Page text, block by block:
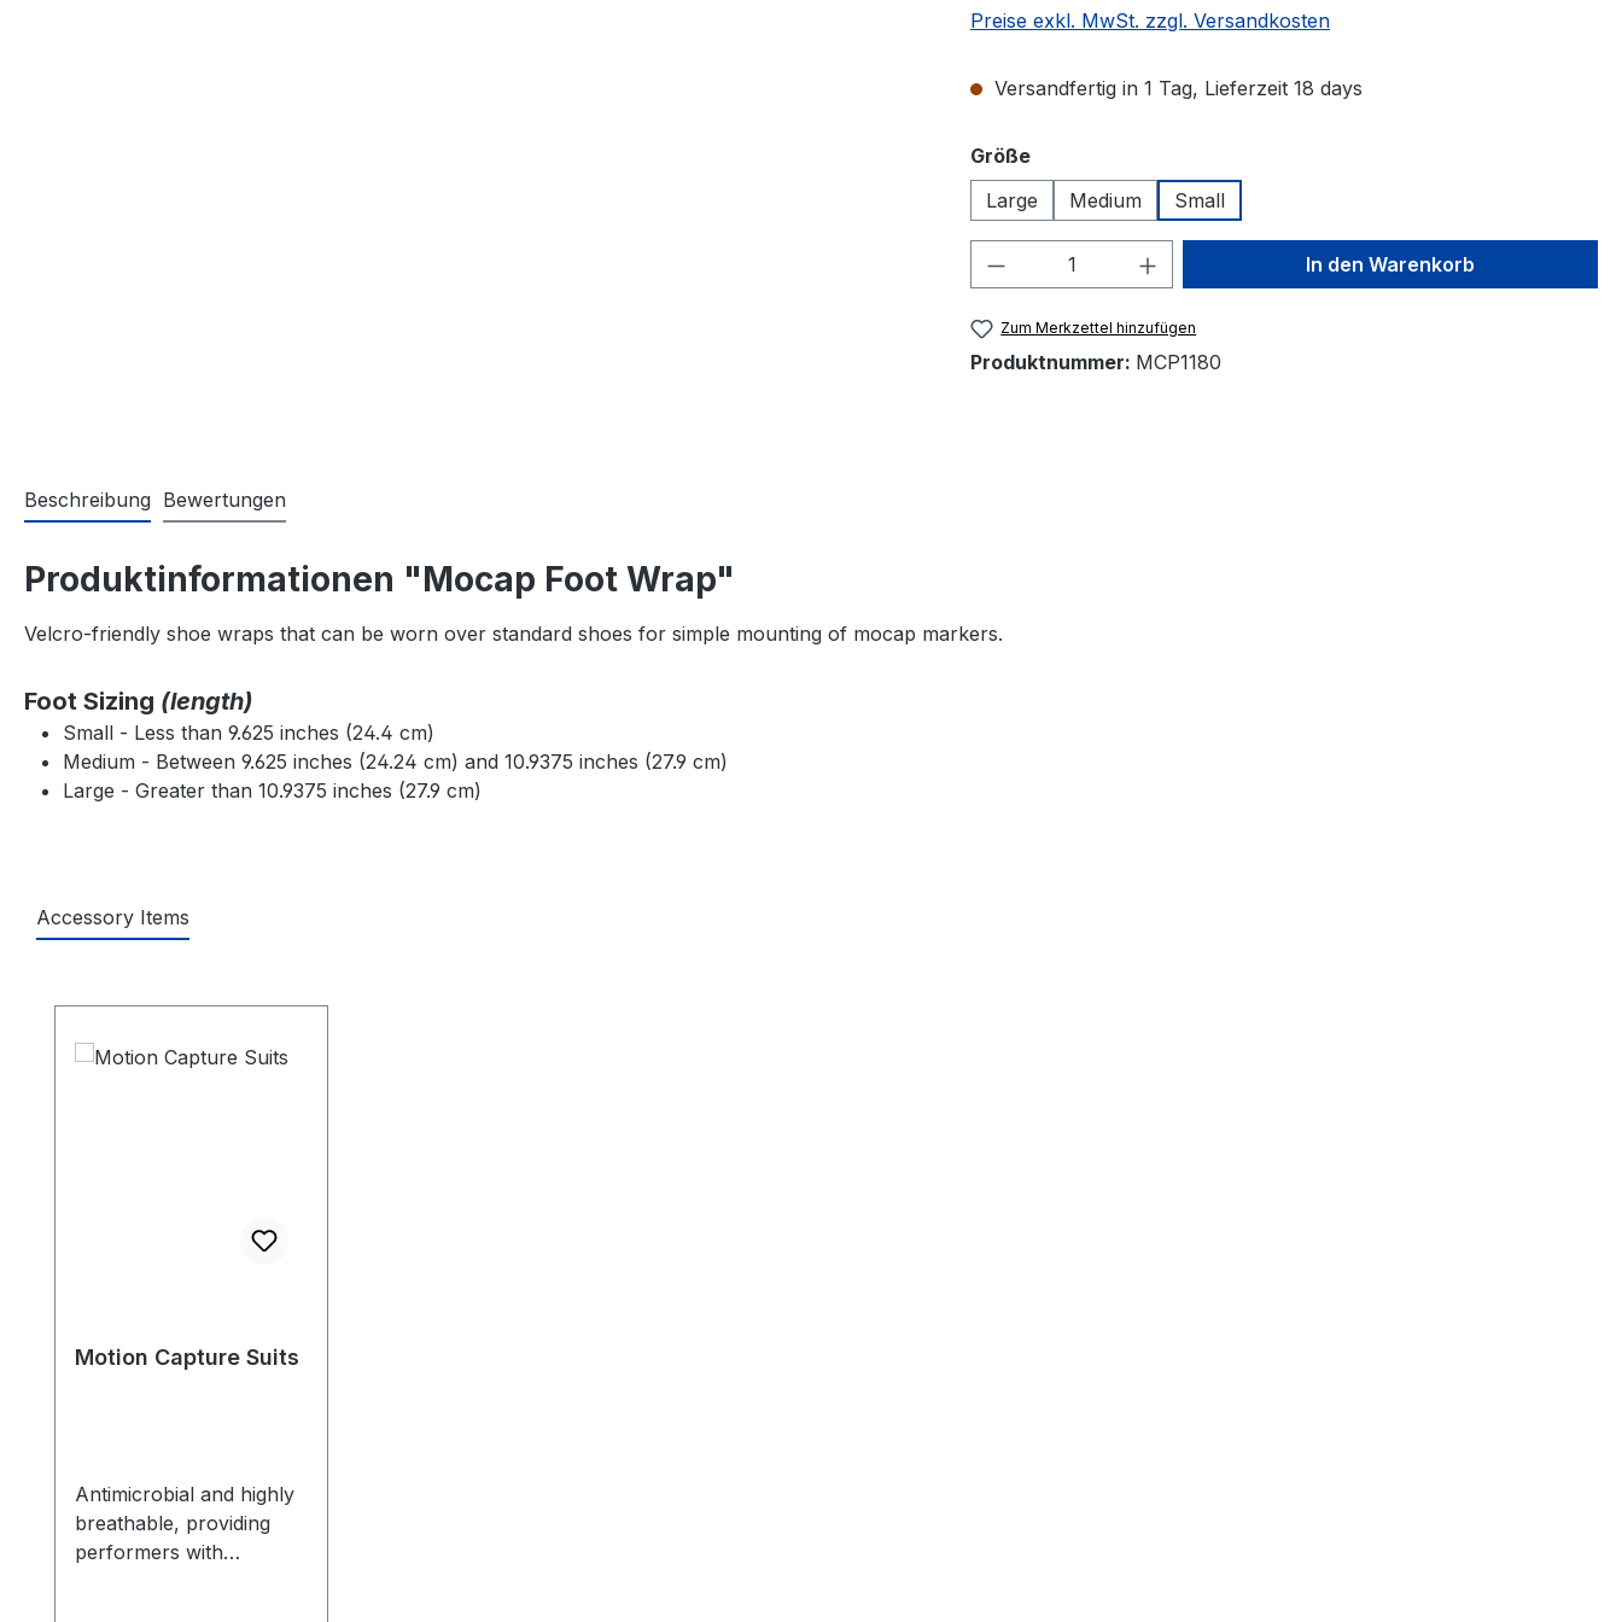
Preise exkl. MwSt. zzgl. Versandkosten
Versandfertig in 1 Tag, Lieferzeit 18 days
Größeauswählen
Large
Medium Small
Produkt Anzahl: Gib den gewünschten Wert
In den Warenkorb
Zum Merkzettel hinzufügen
Produktnummer: MCP1180
Beschreibung Bewertungen
Produktinformationen "Mocap Foot Wrap"
Velcro-friendly shoe wraps that can be worn over standard shoes for simple mounting of mocap markers.
Foot Sizing (length)
Small - Less than 9.625 inches (24.4 cm)
Medium - Between 9.625 inches (24.24 cm) and 10.9375 inches (27.9 cm)
Large - Greater than 10.9375 inches (27.9 cm)
Accessory Items
Motion Capture Suits
Antimicrobial and highly
breathable, providing
performers with